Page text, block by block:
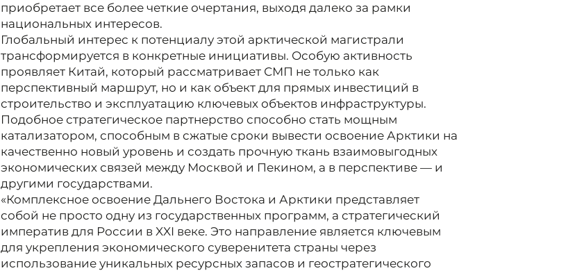
приобретает все более четкие очертания, выходя далеко за рамки
национальных интересов.
Глобальный интерес к потенциалу этой арктической магистрали
трансформируется в конкретные инициативы. Особую активность
проявляет Китай, который рассматривает СМП не только как
перспективный маршрут, но и как объект для прямых инвестиций в
строительство и эксплуатацию ключевых объектов инфраструктуры.
Подобное стратегическое партнерство способно стать мощным
катализатором, способным в сжатые сроки вывести освоение Арктики на
качественно новый уровень и создать прочную ткань взаимовыгодных
экономических связей между Москвой и Пекином, а в перспективе — и
другими государствами.
«Комплексное освоение Дальнего Востока и Арктики представляет
собой не просто одну из государственных программ, а стратегический
императив для России в XXI веке. Это направление является ключевым
для укрепления экономического суверенитета страны через
использование уникальных ресурсных запасов и геостратегического